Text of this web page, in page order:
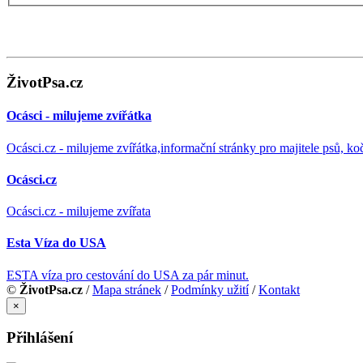
ŽivotPsa.cz
Ocásci - milujeme zvířátka
Ocásci.cz - milujeme zvířátka,informační stránky pro majitele psů,
Ocásci.cz
Ocásci.cz - milujeme zvířata
Esta Víza do USA
ESTA víza pro cestování do USA za pár minut.
© ŽivotPsa.cz /Mapa stránek /Podmínky užití/Kontakt
×
Přihlášení